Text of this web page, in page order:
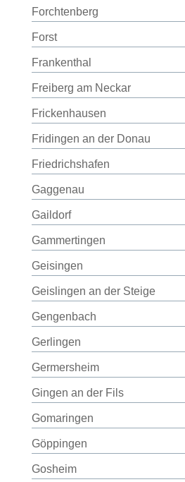
Forchtenberg
Forst
Frankenthal
Freiberg am Neckar
Frickenhausen
Fridingen an der Donau
Friedrichshafen
Gaggenau
Gaildorf
Gammertingen
Geisingen
Geislingen an der Steige
Gengenbach
Gerlingen
Germersheim
Gingen an der Fils
Gomaringen
Göppingen
Gosheim